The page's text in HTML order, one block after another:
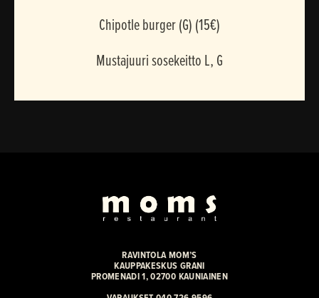
Chipotle burger (G) (15€)
Mustajuuri sosekeitto L, G
RAVINTOLA MOM’S
KAUPPAKESKUS GRANI
PROMENADI 1, 02700 KAUNIAINEN